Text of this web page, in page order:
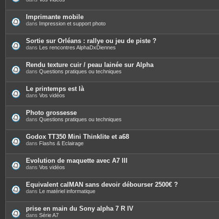
Imprimante mobile
dans Impression et support photo
Sortie sur Orléans : rallye ou jeu de piste ?
dans Les rencontres AlphaDxDiennes
Rendu texture cuir / peau lainée sur Alpha
dans Questions pratiques ou techniques
Le printemps est là
dans Vos vidéos
Photo grossesse
dans Questions pratiques ou techniques
Godox TT350 Mini Thinklite et a68
dans Flashs & Eclairage
Evolution de maquette avec A7 III
dans Vos vidéos
Equivalent calMAN sans devoir débourser 2500€ ?
dans Le matériel informatique
prise en main du Sony alpha 7 R IV
dans Série A7